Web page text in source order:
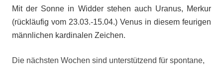
Mit der Sonne in Widder stehen auch Uranus, Merkur
(rückläufig vom 23.03.-15.04.) Venus in diesem feurigen
männlichen kardinalen Zeichen.
Die nächsten Wochen sind unterstützend für spontane,